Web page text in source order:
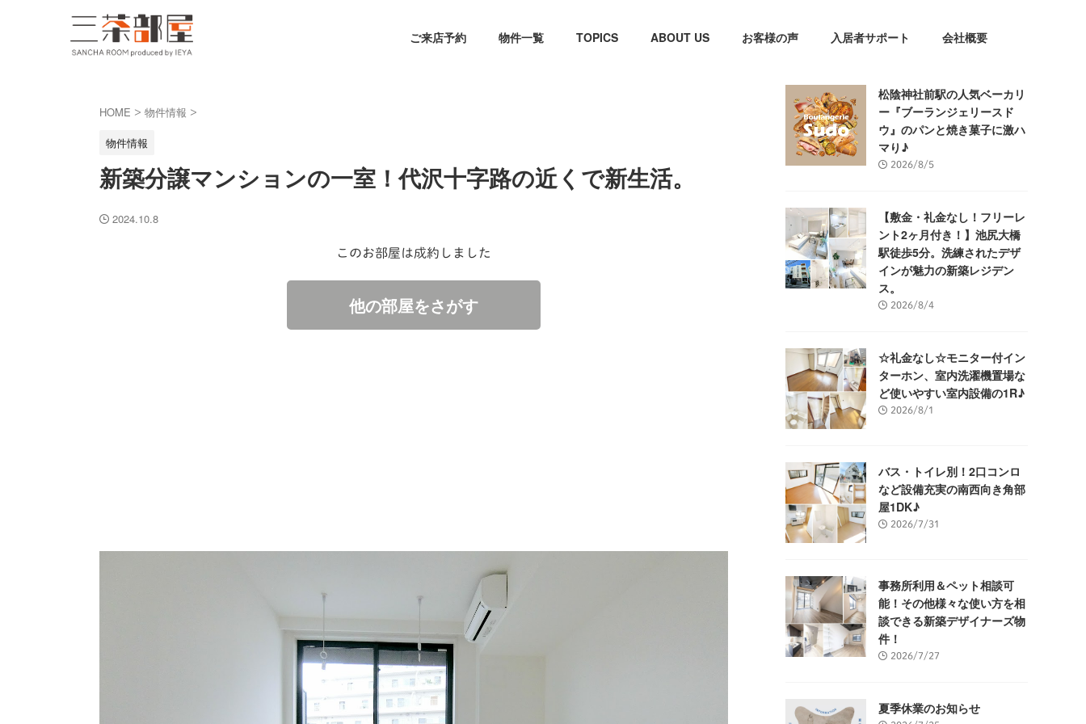
ご来店予約 物件一覧 TOPICS ABOUT US お客様の声 入居者サポート 会社概要
HOME > 物件情報 >
物件情報
新築分譲マンションの一室！代沢十字路の近くで新生活。
2024.10.8
このお部屋は成約しました
他の部屋をさがす
松陰神社前駅の人気ベーカリ
ー『ブーランジェリースド
ウ』のパンと焼き菓子に激ハ
マり♪
2026/8/5
【敷金・礼金なし！フリーレ
ント2ヶ月付き！】池尻大橋
駅徒歩5分。洗練されたデザ
インが魅力の新築レジデン
ス。
2026/8/4
☆礼金なし☆モニター付イン
ターホン、室内洗濯機置場な
ど使いやすい室内設備の1R♪
2026/8/1
バス・トイレ別！2口コンロ
など設備充実の南西向き角部
屋1DK♪
2026/7/31
事務所利用＆ペット相談可
能！その他様々な使い方を相
談できる新築デザイナーズ物
件！
2026/7/27
夏季休業のお知らせ